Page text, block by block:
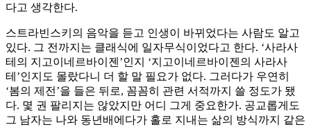
다고 생각한다.
스트라빈스키의 음악을 듣고 인생이 바뀌었다는 사람도 알고
있다. 그 전까지는 클래식에 일자무식이었다고 한다. ‘사라사
테의 지고이네르바이젠’인지 ‘지고이네르바이젠의 사라사
테’인지도 몰랐다니 더 할 말 필요가 없다. 그러다가 우연히
‘봄의 제전’을 들은 뒤로, 꼼꼼히 관련 서적까지 쓸 정도가 됐
다. 몇 권 팔리지는 않았지만 어디 그게 중요한가. 공교롭게도
그 남자는 나와 동년배에다가 홀로 지내는 삶의 방식까지 같은